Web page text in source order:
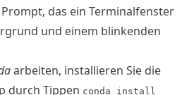
das ein Terminalfenster
und einem blinkenden
arbeiten, installieren Sie die
durch Tippen conda install